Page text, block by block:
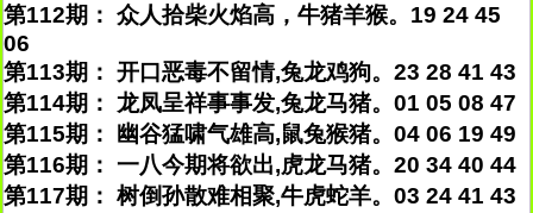
第112期： 众人拾柴火焰高，牛猪羊猴。19 24 45
06
第113期： 开口恶毒不留情,兔龙鸡狗。23 28 41 43
第114期： 龙凤呈祥事事发,兔龙马猪。01 05 08 47
第115期： 幽谷猛啸气雄高,鼠兔猴猪。04 06 19 49
第116期： 一八今期将欲出,虎龙马猪。20 34 40 44
第117期： 树倒孙散难相聚,牛虎蛇羊。03 24 41 43